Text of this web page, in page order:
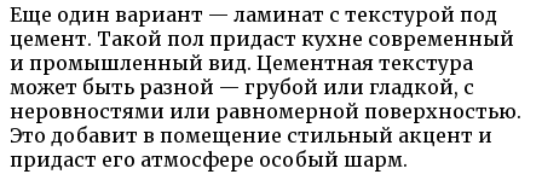
Еще один вариант — ламинат с текстурой под
цемент. Такой пол придаст кухне современный
и промышленный вид. Цементная текстура
может быть разной — грубой или гладкой, с
неровностями или равномерной поверхностью.
Это добавит в помещение стильный акцент и
придаст его атмосфере особый шарм.